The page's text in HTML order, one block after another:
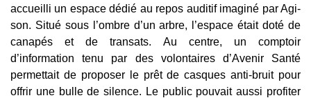
accueilli un espace dédié au repos auditif imaginé par Agi-
son. Situé sous l’ombre d’un arbre, l’espace était doté de
canapés et de transats. Au centre, un comptoir
d’information tenu par des volontaires d’Avenir Santé
permettait de proposer le prêt de casques anti-bruit pour
offrir une bulle de silence. Le public pouvait aussi profiter